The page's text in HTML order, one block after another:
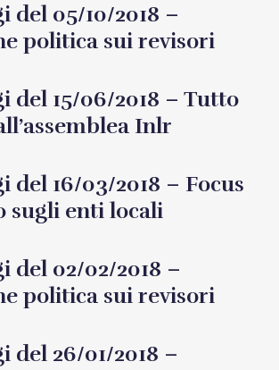
del 05/10/2018 –
politica sui revisori
del 15/06/2018 – Tutto
Inlr
del 16/03/2018 – Focus
sugli enti locali
del 02/02/2018 –
politica sui revisori
del 26/01/2018 –